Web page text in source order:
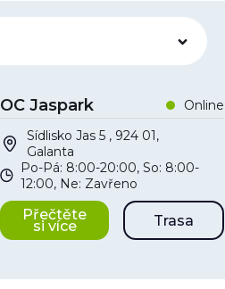
OC Jaspark
Online
Sídlisko Jas 5 , 924 01,
Galanta
Po-Pá: 8:00-20:00, So: 8:00-
12:00, Ne: Zavřeno
Přečtěte
si více Trasa